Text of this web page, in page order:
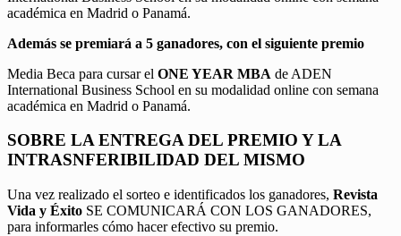
académica en Madrid o Panamá.
Además se premiará a 5 ganadores, con el siguiente premio
Media Beca para cursar el ONE YEAR MBA de ADEN
International Business School en su modalidad online con semana
académica en Madrid o Panamá.
SOBRE LA ENTREGA DEL PREMIO Y LA
INTRASNFERIBILIDAD DEL MISMO
Una vez realizado el sorteo e identificados los ganadores, Revista
Vida y Éxito SE COMUNICARÁ CON LOS GANADORES,
para informarles cómo hacer efectivo su premio.